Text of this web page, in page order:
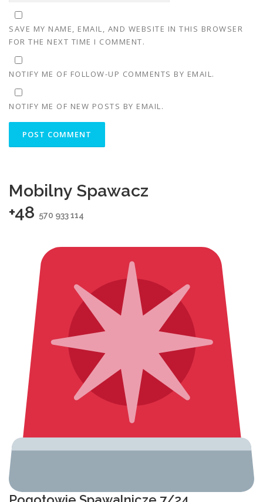
SAVE MY NAME, EMAIL, AND WEBSITE IN THIS BROWSER
FOR THE NEXT TIME I COMMENT.
NOTIFY ME OF FOLLOW-UP COMMENTS BY EMAIL.
NOTIFY ME OF NEW POSTS BY EMAIL.
Mobilny Spawacz
+48 570 933 114